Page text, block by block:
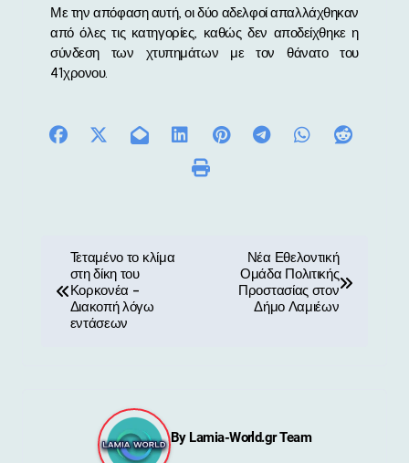
Με την απόφαση αυτή, οι δύο αδελφοί απαλλάχθηκαν
από όλες τις κατηγορίες, καθώς δεν αποδείχθηκε η
σύνδεση των χτυπημάτων με τον θάνατο του
41χρονου.
Τεταμένο το κλίμα
στη δίκη του
Κορκονέα –
Διακοπή λόγω
εντάσεων
Νέα Εθελοντική
Ομάδα Πολιτικής
Προστασίας στον
Δήμο Λαμιέων
By Lamia-World.gr Team